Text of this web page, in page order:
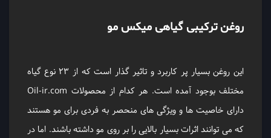
روغن ترکیبی گیاهی میکس مو
این روغن بسیار پر کاربرد و تاثیر گذار است که از 23 نوع گیاه
مختلف بوجود آمده است. هر کدام از محصولات Oil-ir.com
دارای خاصیت ها و ویژگی های منحصر به فردی برای مو هستند
که می توانند اثرات بسیار بالایی را بر روی مو داشته باشند. اما در